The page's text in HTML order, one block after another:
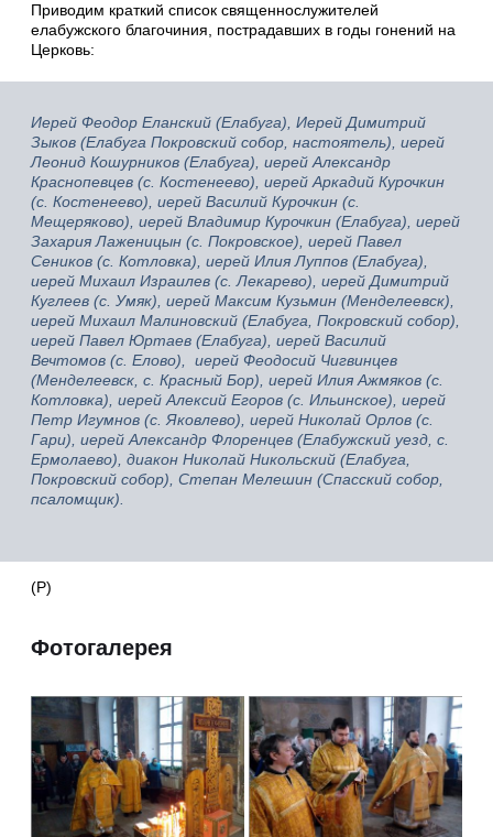
Приводим краткий список священнослужителей
елабужского благочиния, пострадавших в годы гонений на
Церковь:
Иерей Феодор Еланский (Елабуга), Иерей Димитрий
Зыков (Елабуга Покровский собор, настоятель), иерей
Леонид Кошурников (Елабуга), иерей Александр
Краснопевцев (с. Костенеево), иерей Аркадий Курочкин
(с. Костенеево), иерей Василий Курочкин (с.
Мещеряково), иерей Владимир Курочкин (Елабуга), иерей
Захария Лаженицын (с. Покровское), иерей Павел
Сеников (с. Котловка), иерей Илия Луппов (Елабуга),
иерей Михаил Израилев (с. Лекарево), иерей Димитрий
Куглеев (с. Умяк), иерей Максим Кузьмин (Менделеевск),
иерей Михаил Малиновский (Елабуга, Покровский собор),
иерей Павел Юртаев (Елабуга), иерей Василий
Вечтомов (с. Елово), иерей Феодосий Чигвинцев
(Менделеевск, с. Красный Бор), иерей Илия Ажмяков (с.
Котловка), иерей Алексий Егоров (с. Ильинское), иерей
Петр Игумнов (с. Яковлево), иерей Николай Орлов (с.
Гари), иерей Александр Флоренцев (Елабужский уезд, с.
Ермолаево), диакон Николай Никольский (Елабуга,
Покровский собор), Степан Мелешин (Спасский собор,
псаломщик).
(Р)
Фотогалерея